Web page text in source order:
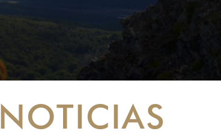
NOTICIAS